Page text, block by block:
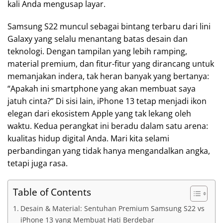
kali Anda mengusap layar.
Samsung S22 muncul sebagai bintang terbaru dari lini
Galaxy yang selalu menantang batas desain dan
teknologi. Dengan tampilan yang lebih ramping,
material premium, dan fitur-fitur yang dirancang untuk
memanjakan indera, tak heran banyak yang bertanya:
“Apakah ini smartphone yang akan membuat saya
jatuh cinta?” Di sisi lain, iPhone 13 tetap menjadi ikon
elegan dari ekosistem Apple yang tak lekang oleh
waktu. Kedua perangkat ini beradu dalam satu arena:
kualitas hidup digital Anda. Mari kita selami
perbandingan yang tidak hanya mengandalkan angka,
tetapi juga rasa.
Table of Contents
Desain & Material: Sentuhan Premium Samsung S22 vs
iPhone 13 yang Membuat Hati Berdebar